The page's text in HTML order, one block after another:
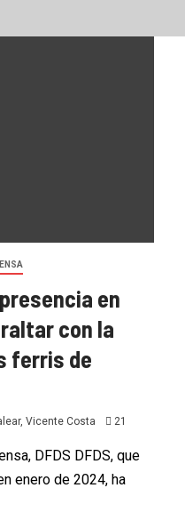
en
con la
ferris de
Vicente Costa 21
DFDS DFDS, que
enero de 2024, ha